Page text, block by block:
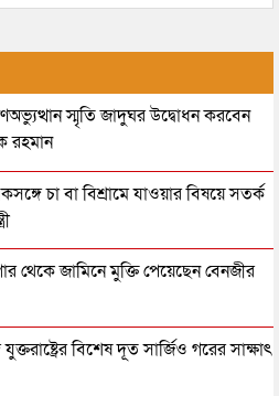
স্মৃতি জাদুঘর উদ্বোধন করবেন
রহমান
চা বা বিশ্রামে যাওয়ার বিষয়ে সতর্ক
থেকে জামিনে মুক্তি পেয়েছেন বেনজীর
যুক্তরাষ্ট্রের বিশেষ দূত সার্জিও গরের সাক্ষাৎ